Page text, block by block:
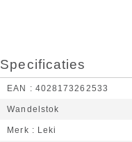
Specificaties
EAN 4028173262533
Wandelstok
Merk Leki